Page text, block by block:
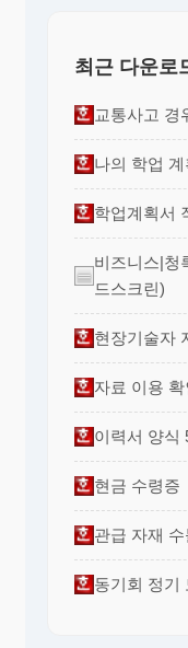
최근 다운로
교통사고 경
나의 학업 계
학업계획서
비즈니스|청
드스크린)
현장기술자
자료 이용 확
이력서 양식
현금 수령증
관급 자재 수
동기회 정기